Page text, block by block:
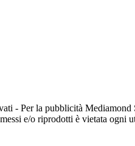
- Per la pubblicità
e/o riprodotti è vietata ogni